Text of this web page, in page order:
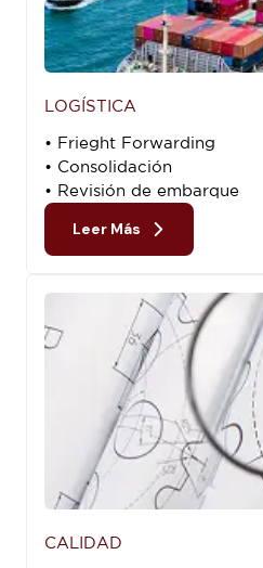
LOGÍSTICA
• Frieght Forwarding
• Consolidación
• Revisión de embarque
Leer Más
CALIDAD